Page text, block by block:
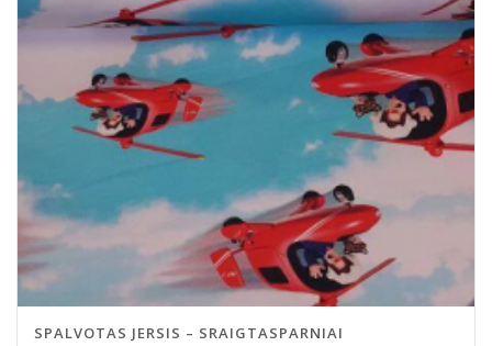
SPALVOTAS JERSIS – SRAIGTASPARNIAI